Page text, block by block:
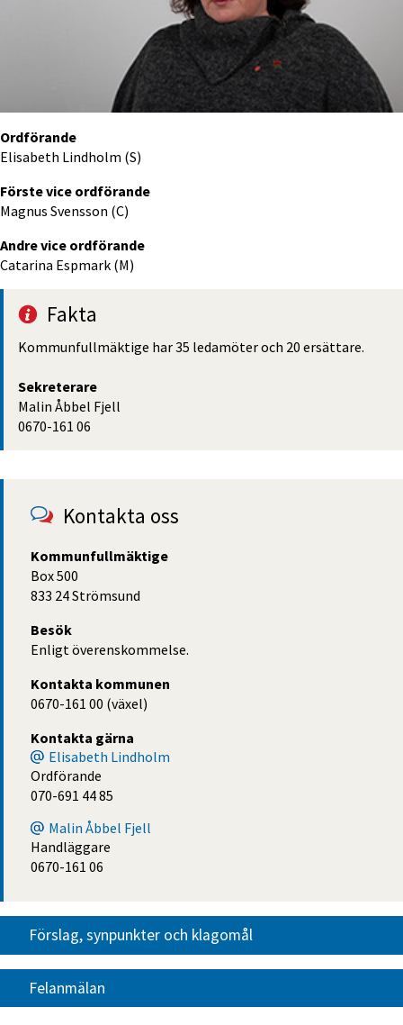
Ordförande
Elisabeth Lindholm (S)
Förste vice ordförande
Magnus Svensson (C)
Andre vice ordförande
Catarina Espmark (M)
Fakta
Kommun­fullmäktige har 35 ledamöter och 20 ersättare.
Sekreterare
Malin Åbbel Fjell
0670-161 06
Kontakta oss
Kommunfullmäktige
Box 500
833 24 Strömsund
Besök
Enligt överenskommelse.
Kontakta kommunen
0670-161 00 (växel)
Kontakta gärna
Elisabeth Lindholm
Ordförande
070-691 44 85
Malin Åbbel Fjell
Handläggare
0670-161 06
Förslag, synpunkter och klagomål
Felanmälan